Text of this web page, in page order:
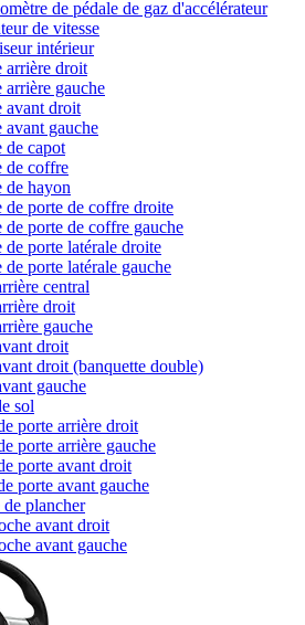
de pédale de gaz d'accélérateur
de vitesse
intérieur
arrière droit
arrière gauche
avant droit
avant gauche
de capot
de coffre
de hayon
de porte de coffre droite
de porte de coffre gauche
de porte latérale droite
de porte latérale gauche
central
droit
gauche
droit
droit (banquette double)
gauche
sol
porte arrière droit
porte arrière gauche
porte avant droit
porte avant gauche
de plancher
avant droit
avant gauche